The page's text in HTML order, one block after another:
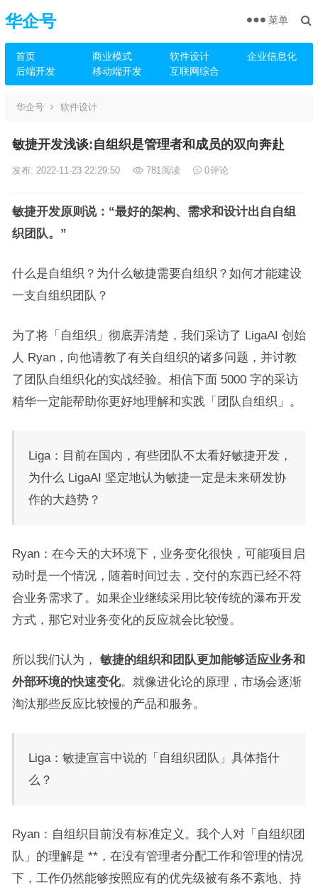
华企号
首页 商业模式 软件设计
企业信息化
后端开发
移动端开发 互联网综合
菜单
华企号 软件设计
敏捷开发浅谈:自组织是管理者和成员的双向奔赴
发布: 2022-11-23 22:29:50 781阅读 0评论
敏捷开发原则说：“最好的架构、需求和设计出自自组
织团队。”
什么是自组织？为什么敏捷需要自组织？如何才能建设
一支自组织团队？
为了将「自组织」彻底弄清楚，我们采访了 LigaAI 创始
人 Ryan，向他请教了有关自组织的诸多问题，并讨教
了团队自组织化的实战经验。相信下面 5000 字的采访
精华一定能帮助你更好地理解和实践「团队自组织」。
Liga：目前在国内，有些团队不太看好敏捷开发，
为什么 LigaAI 坚定地认为敏捷一定是未来研发协
作的大趋势？
Ryan：在今天的大环境下，业务变化很快，可能项目启
动时是一个情况，随着时间过去，交付的东西已经不符
合业务需求了。如果企业继续采用比较传统的瀑布开发
方式，那它对业务变化的反应就会比较慢。
所以我们认为， 敏捷的组织和团队更加能够适应业务和
外部环境的快速变化。就像进化论的原理，市场会逐渐
淘汰那些反应比较慢的产品和服务。
Liga：敏捷宣言中说的「自组织团队」具体指什
么？
Ryan：自组织目前没有标准定义。我个人对「自组织团
队」的理解是 **，在没有管理者分配工作和管理的情况
下，工作仍然能够按照应有的优先级被有条不紊地、持